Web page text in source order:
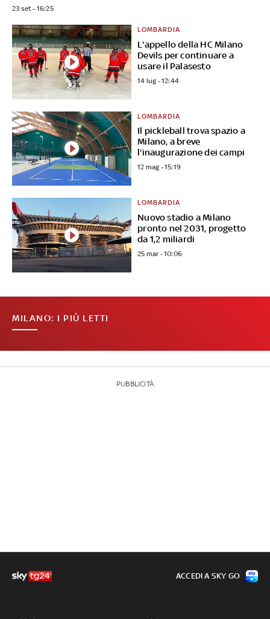
23 set - 16:25
L'appello della HC Milano
Devils per continuare a
usare il Palasesto
LOMBARDIA
14 lug - 12:44
Il pickleball trova spazio a
Milano, a breve
l'inaugurazione dei campi
LOMBARDIA
12 mag - 15:19
Nuovo stadio a Milano
pronto nel 2031, progetto
da 1,2 miliardi
LOMBARDIA
25 mar - 10:06
MILANO: I PIÙ LETTI
PUBBLICITÀ
ACCEDI A SKY GO